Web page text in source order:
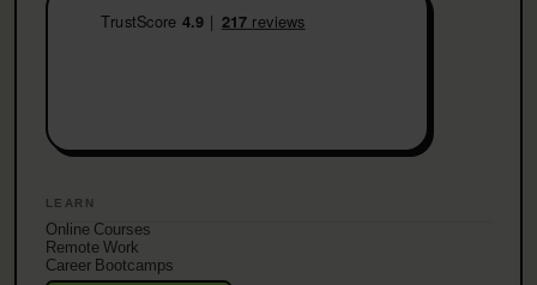
LEARN
Online Courses
Remote Work
Career Bootcamps